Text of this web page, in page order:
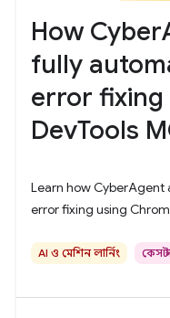
How
fully
error fixing
DevTools
Learn how
error fixing using
AI ও মেশিন লার্নিং কেস